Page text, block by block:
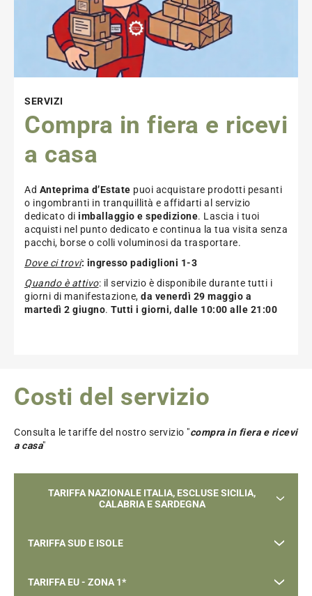
SERVIZI
Compra in fiera e ricevi
a casa
Ad Anteprima d’Estate puoi acquistare prodotti pesanti
o ingombranti in tranquillità e affidarti al servizio
dedicato di imballaggio e spedizione. Lascia i tuoi
acquisti nel punto dedicato e continua la tua visita senza
pacchi, borse o colli voluminosi da trasportare.
Dove ci trovi: ingresso padiglioni 1-3
Quando è attivo: il servizio è disponibile durante tutti i
giorni di manifestazione, da venerdì 29 maggio a
martedì 2 giugno. Tutti i giorni, dalle 10:00 alle 21:00
Costi del servizio
Consulta le tariffe del nostro servizio "compra in fiera e ricevi
a casa"
TARIFFA NAZIONALE ITALIA, ESCLUSE SICILIA,
CALABRIA E SARDEGNA
0-2 kg ->€ 9,00
5-10 kg*->€11,50
TARIFFA SUD E ISOLE
Sicilia, Calabria e Sardegna
TARIFFA EU - ZONA 1*